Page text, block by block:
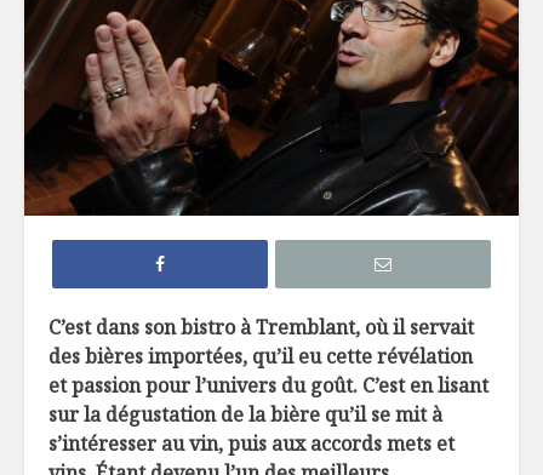
C’est dans son bistro à Tremblant, où il servait
des bières importées, qu’il eu cette révélation
et passion pour l’univers du goût. C’est en lisant
sur la dégustation de la bière qu’il se mit à
s’intéresser au vin, puis aux accords mets et
4 liqueurs de fruits
du Québec à
découvrir
cidres de pommes
En suivant les
traces du loup:
rencontre avec
Alain Rochard
Cours de
sexe ?
Les vins
de